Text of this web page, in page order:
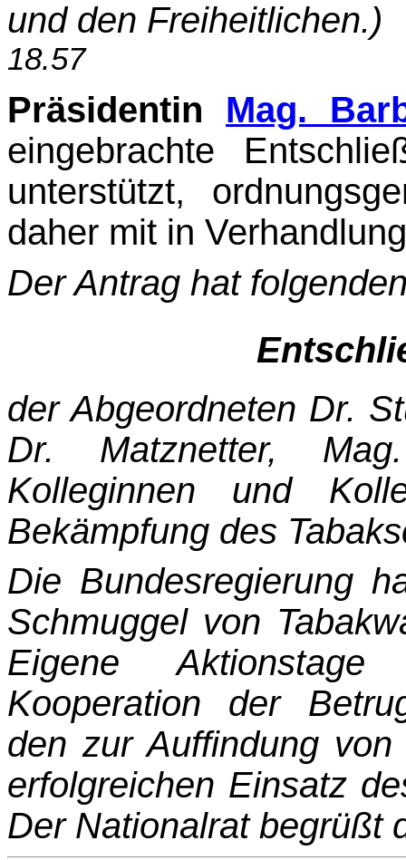
und den Freiheitlichen.)
18.57
Präsidentin Mag.
eingebrachte
unterstützt,
daher mit in
Der Antrag hat
der Abgeordneten Dr.
Dr. Matznetter,
Kolleginnen und
Bekämpfung des
Die Bundesregierung
Schmuggel von
Eigene
Kooperation der
den zur Auffindung von
erfolgreichen Einsatz
Der Nationalrat begrüßt